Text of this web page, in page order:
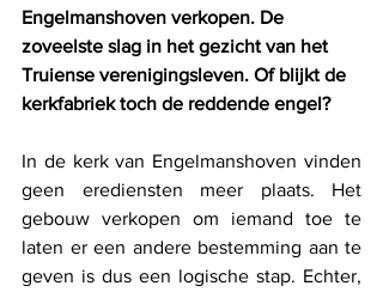
Engelmanshoven verkopen. De
zoveelste slag in het gezicht van het
Truiense verenigingsleven. Of blijkt de
kerkfabriek toch de reddende engel?
In de kerk van Engelmanshoven vinden
geen erediensten meer plaats. Het
gebouw verkopen om iemand toe te
laten er een andere bestemming aan te
geven is dus een logische stap. Echter,